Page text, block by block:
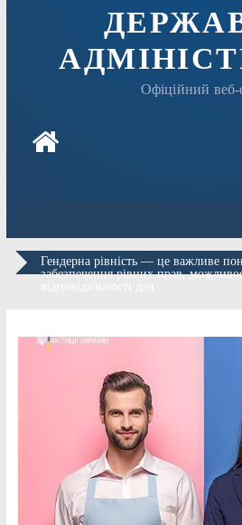
Офіційний веб-
Гендерна рівність — це важливе
забезпечення рівних прав,